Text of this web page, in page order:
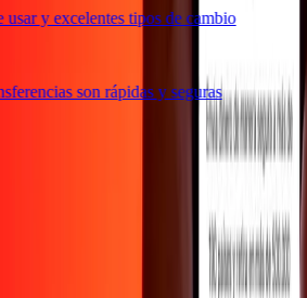
y excelentes tipos de cambio
son rápidas y seguras